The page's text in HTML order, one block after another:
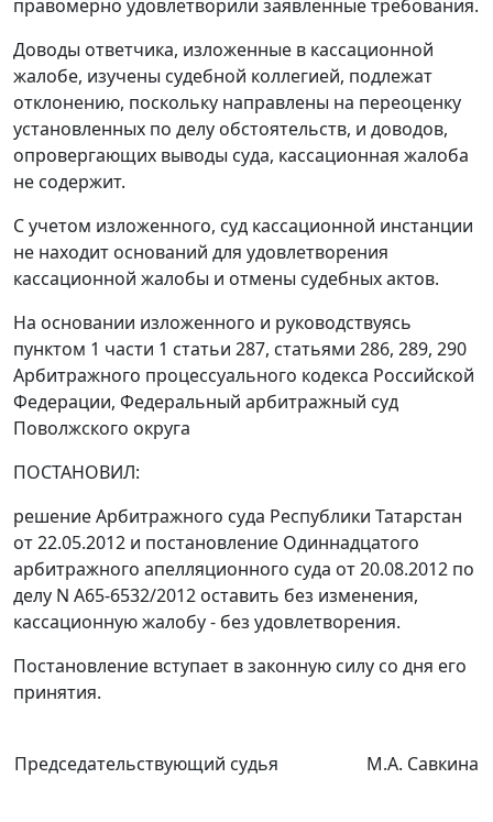
правомерно удовлетворили заявленные требования.
Доводы ответчика, изложенные в кассационной
жалобе, изучены судебной коллегией, подлежат
отклонению, поскольку направлены на переоценку
установленных по делу обстоятельств, и доводов,
опровергающих выводы суда, кассационная жалоба
не содержит.
С учетом изложенного, суд кассационной инстанции
не находит оснований для удовлетворения
кассационной жалобы и отмены судебных актов.
На основании изложенного и руководствуясь
пунктом 1 части 1 статьи 287, статьями 286, 289, 290
Арбитражного процессуального кодекса Российской
Федерации, Федеральный арбитражный суд
Поволжского округа
ПОСТАНОВИЛ:
решениеАрбитражного суда Республики Татарстан
от 22.05.2012 и постановление Одиннадцатого
арбитражного апелляционного суда от 20.08.2012 по
делу N А65-6532/2012 оставить без изменения,
кассационную жалобу - без удовлетворения.
Постановление вступает в законную силу со дня его
принятия.
Председательствующий судья М.А. Савкина